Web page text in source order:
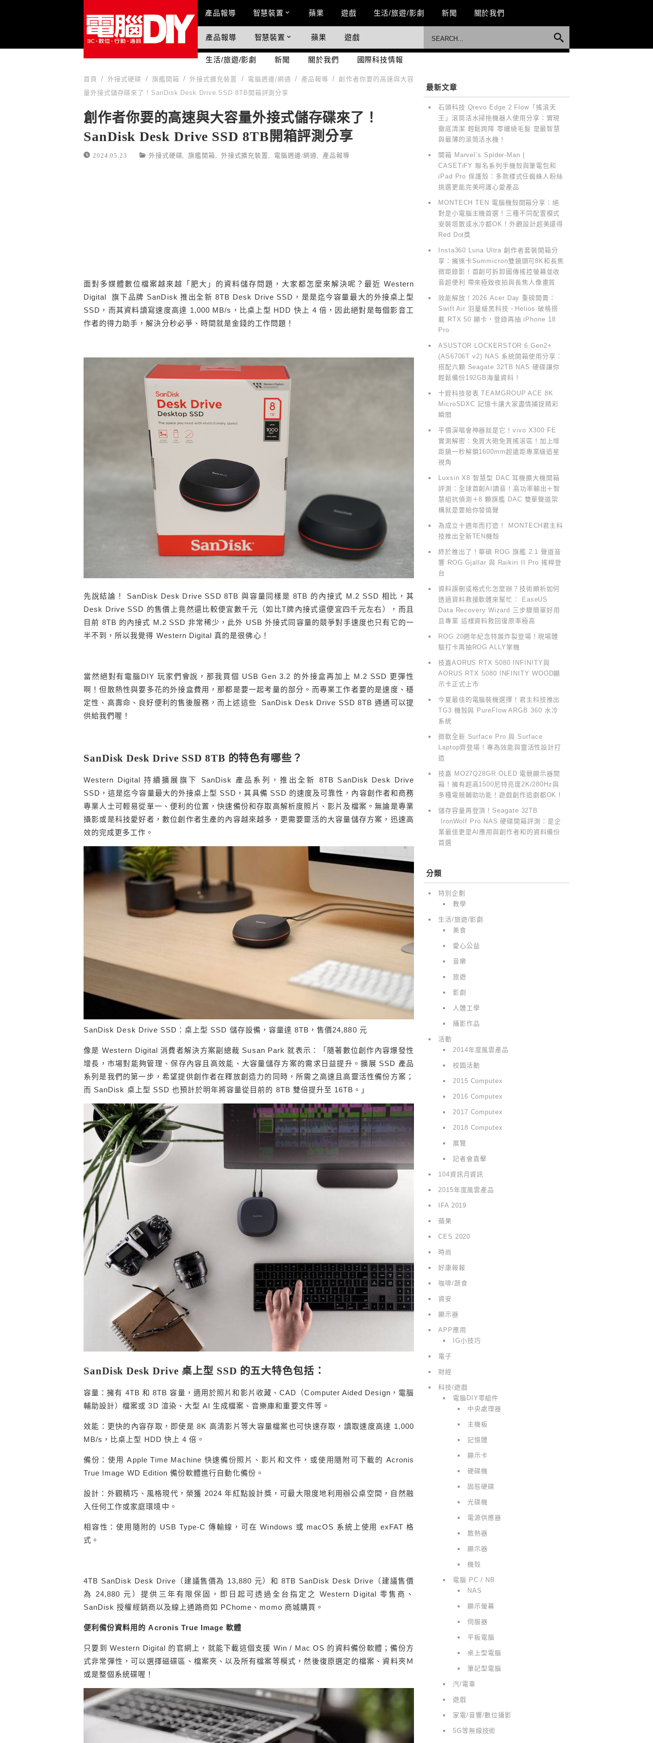
Main Menu
產品報導 智慧裝置 蘋果 遊戲 生活/旅遊/影劇 新聞 關於我們
國際科技情報
產品報導 智慧裝置 蘋果 遊戲
生活/旅遊/影劇 新聞 關於我們 國際科技情報
首頁 外接式硬碟 旗艦開箱 外接式擴充裝置 電腦週邊/網通 產品報導
創作者你要的高速與大容
量外接式儲存碟來了！SanDisk Desk Drive SSD 8TB開箱評測分享
創作者你要的高速與大容量外接式儲存碟來了！
SanDisk Desk Drive SSD 8TB開箱評測分享
2024.05.23 外接式硬碟 ,旗艦開箱 外接式擴充裝置 電腦週邊/網通 產品報導
面對多媒體數位檔案越來越「肥大」的資料儲存問題，大家都怎麼來解決呢？最近 Western
Digital 旗下品牌 SanDisk 推出全新 8TB Desk Drive SSD，是是迄今容量最大的外接桌上型
SSD，而其資料讀寫速度高達 1,000 MB/s，比桌上型 HDD 快上 4 倍，因此絕對是每個影音工
作者的得力助手，解決分秒必爭、時間就是金錢的工作問題！
先說結論！ SanDisk Desk Drive SSD 8TB 與容量同樣是 8TB 的內接式 M.2 SSD 相比，其
Desk Drive SSD 的售價上竟然還比較便宜數千元（如比T牌內接式還便宜四千元左右），而且
目前 8TB 的內接式 M.2 SSD 非常稀少，此外 USB 外接式同容量的競爭對手速度也只有它的一
半不到，所以我覺得 Western Digital 真的是很佛心！
當然絕對有電腦DIY 玩家們會說，那我買個 USB Gen 3.2 的外接盒再加上 M.2 SSD 更彈性
啊！但散熱性與要多花的外接盒費用，那都是要一起考量的部分。而專業工作者要的是速度、穩
定性、高壽命、良好便利的售後服務，而上述這些 SanDisk Desk Drive SSD 8TB 通通可以提
供給我們喔！
SanDisk Desk Drive SSD 8TB 的特色有哪些？
Western Digital 持續擴展旗下 SanDisk 產品系列，推出全新 8TB SanDisk Desk Drive
SSD，這是迄今容量最大的外接桌上型 SSD，其具備 SSD 的速度及可靠性，內容創作者和商務
專業人士可輕易從單一、便利的位置，快速備份和存取高解析度照片、影片及檔案。無論是專業
攝影或是科技愛好者，數位創作者生產的內容越來越多，更需要靈活的大容量儲存方案，迅速高
效的完成更多工作。
SanDisk Desk Drive SSD：桌上型 SSD 儲存設備，容量達 8TB，售價24,880 元
像是 Western Digital 消費者解決方案副總裁 Susan Park 就表示：「隨著數位創作內容爆發性
增長，市場對能夠管理、保存內容且高效能、大容量儲存方案的需求日益提升。擴展 SSD 產品
系列是我們的第一步，希望提供創作者在釋放創造力的同時，所需之高速且高靈活性備份方案；
而 SanDisk 桌上型 SSD 也預計於明年將容量從目前的 8TB 雙倍提升至 16TB。」
SanDisk Desk Drive 桌上型 SSD 的五大特色包括：
容量：擁有 4TB 和 8TB 容量，適用於照片和影片收藏、CAD（Computer Aided Design，電腦
輔助設計）檔案或 3D 渲染、大型 AI 生成檔案、音樂庫和重要文件等。
效能：更快的內容存取，即使是 8K 高清影片等大容量檔案也可快速存取，讀取速度高達 1,000
MB/s，比桌上型 HDD 快上 4 倍。
備份：使用 Apple Time Machine 快速備份照片、影片和文件，或使用隨附可下載的 Acronis
True Image WD Edition 備份軟體進行自動化備份。
設計：外觀精巧、風格現代，榮獲 2024 年紅點設計獎，可最大限度地利用辦公桌空間，自然融
入任何工作或家庭環境中。
相容性：使用隨附的 USB Type-C 傳輸線，可在 Windows 或 macOS 系統上使用 exFAT 格
式。
4TB SanDisk Desk Drive（建議售價為 13,880 元）和 8TB SanDisk Desk Drive（建議售價
為 24,880 元）提供三年有限保固，即日起可透過全台指定之 Western Digital 零售商、
SanDisk 授權經銷商以及線上通路商如 PChome、momo 商城購買。
便利備份資料用的 Acronis True Image 軟體
只要到 Western Digital 的官網上，就能下載這個支援 Win / Mac OS 的資料備份軟體；備份方
式非常彈性，可以選擇磁碟區、檔案夾、以及所有檔案等模式，然後復原選定的檔案、資料夾Ｍ
或是整個系統碟喔！
最新文章
石頭科技 Qrevo Edge 2 Flow「搖滾天
王」滾筒活水掃拖機器人使用分享：實現
徹底清潔 輕鬆跨障 零纏繞毛髮 是最智慧
與最薄的滾筒活水機！
開箱 Marvel’s Spider-Man |
CASETiFY 聯名系列手機殼與筆電包和
iPad Pro 保護殼：多款樣式任蜘蛛人粉絲
挑選更能完美呵護心愛產品
MONTECH TEN 電腦機殼開箱分享：絕
對是小電腦主機首選！三種不同配置模式
安裝塔散或水冷都OK！外觀設計超美還得
Red Dot獎
Insta360 Luna Ultra 創作者套裝開箱分
享：擁徠卡Summicron雙鏡頭可8K和長焦
微距錄影！首創可拆卸圖傳搖控螢幕並收
音超便利 帶來極致夜拍與長焦人像畫質
效能解放！2026 Acer Day 重磅開賣：
Swift Air 羽量級黑科技、Helios 破格搭
載 RTX 50 顯卡，登錄再抽 iPhone 18
Pro
ASUSTOR LOCKERSTOR 6 Gen2+
(AS6706T v2) NAS 系統開箱使用分享：
搭配六顆 Seagate 32TB NAS 硬碟讓你
輕鬆備份192GB海量資料！
十銓科技發表 TEAMGROUP ACE 8K
MicroSDXC 記憶卡讓大家盡情捕捉精彩
瞬間
平價演唱會神器就是它！vivo X300 FE
實測解密：免買大砲免買搖滾區！加上增
距鏡一秒解鎖1600mm超遠距專業級追星
視角
Luxsin X8 智慧型 DAC 耳機擴大機開箱
評測：全球首創AI調音！高功率輸出＋智
慧組抗偵測＋8 顆旗艦 DAC 雙單聲道架
構就是要給你發燒聲
為成立十週年而打造！ MONTECH君主科
技推出全新TEN機殼
終於推出了！華碩 ROG 旗艦 2.1 聲道音
響 ROG Gjallar 與 Raikiri II Pro 搖桿登
台
資料誤刪或格式化怎麼辦？技術頗析如何
透過資料救援軟體來幫忙： EaseUS
Data Recovery Wizard 三步驟簡單好用
且專業 這樣資料救回復原率極高
ROG 20週年紀念特展炸裂登場！現場體
驗打卡再抽ROG ALLY掌機
技嘉AORUS RTX 5080 INFINITY與
AORUS RTX 5080 INFINITY WOOD顯
示卡正式上市
今夏最佳的電腦裝機選擇！君主科技推出
TG3 機殼與 PureFlow ARGB 360 水冷
系統
微軟全新 Surface Pro 與 Surface
Laptop齊登場！專為效能與靈活性設計打
造
技嘉 MO27Q28GR OLED 電競顯示器開
箱！擁有超高1500尼特亮度2K/280Hz與
多種電競輔助功能！遊戲創作追劇都OK！
儲存容量再登頂！Seagate 32TB
IronWolf Pro NAS 硬碟開箱評測：是企
業最佳更是AI應用與創作者和的資料備份
首選
分類
特別企劃
教學
生活/旅遊/影劇
美食
愛心公益
音樂
旅遊
影劇
人體工學
攝影作品
活動
2014年度風雲產品
校園活動
2015 Computex
2016 Computex
2017 Computex
2018 Computex
展覽
記者會直擊
104資訊月資訊
2015年度風雲產品
IFA 2019
蘋果
CES 2020
時尚
好康報報
咖啡/蔬食
資安
顯示器
APP應用
IG小技巧
電子
財經
科技/遊戲
電腦DIY零組件
中央處理器
主機板
記憶體
顯示卡
硬碟機
固態硬碟
光碟機
電源供應器
散熱器
顯示器
機殼
電腦 PC / NB
NAS
顯示螢幕
伺服器
平板電腦
桌上型電腦
筆記型電腦
汽/電車
遊戲
家電/音響/數位攝影
5G等無線技術